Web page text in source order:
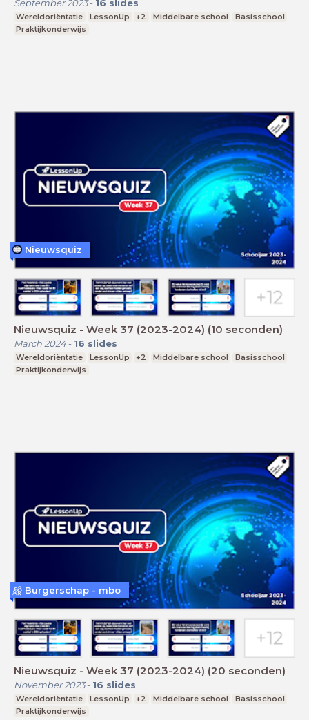
September 2023- 16 slides
Wereldoriëntatie LessonUp +2 Middelbare school
Basisschool
Praktijkonderwijs
Nieuwsquiz - Week 37 (2023-2024) (10 seconden)
March 2024- 16 slides
Wereldoriëntatie LessonUp +2 Middelbare school
Basisschool
Praktijkonderwijs
Nieuwsquiz
Nieuwsquiz - Week 37 (2023-2024) (20 seconden)
November 2023- 16 slides
Wereldoriëntatie LessonUp +2 Middelbare school
Basisschool
Praktijkonderwijs
Burgerschap - mbo